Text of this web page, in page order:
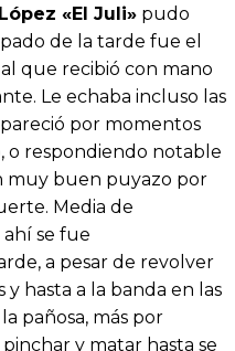
«El Juli» pudo
de la tarde fue el
que recibió con mano
Le echaba incluso las
por momentos
o respondiendo notable
muy buen puyazo por
Media de
se fue
a pesar de revolver
hasta a la banda en las
pañosa, más por
y matar hasta se